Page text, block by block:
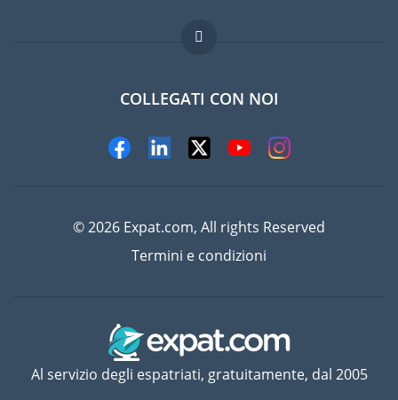
Lavori all'estero
Domande frequenti
COLLEGATI CON NOI
© 2026 Expat.com, All rights Reserved
Termini e condizioni
Al servizio degli espatriati, gratuitamente, dal 2005